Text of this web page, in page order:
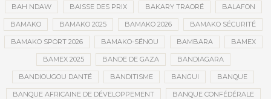
BAH NDAW BAISSE DES PRIX BAKARY TRAORÉ BALAFON
BAMAKO BAMAKO 2025 BAMAKO 2026 BAMAKO SÉCURITÉ
BAMAKO SPORT 2026 BAMAKO-SÉNOU BAMBARA BAMEX
BAMEX 2025 BANDE DE GAZA BANDIAGARA
BANDIOUGOU DANTÉ BANDITISME BANGUI BANQUE
BANQUE AFRICAINE DE DÉVELOPPEMENT BANQUE CONFÉDÉRALE